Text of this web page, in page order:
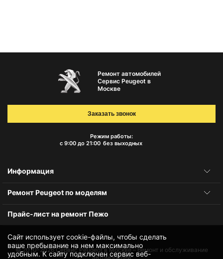
Сайт использует cookie-файлы, чтобы сделать
ваше пребывание на нем максимально
удобным. К cайту подключен сервис веб-
Ремонт автомобилей
Сервис Peugeot в
Москве
Режим работы:
с 9:00 до 21:00 без выходных
Заказать звонок
Информация
Ремонт Peugeot по моделям
Прайс-лист на ремонт Пежо
© 2010-2026Сервис Peugeot в Москве – ремонт и обслуживание
автомобилей